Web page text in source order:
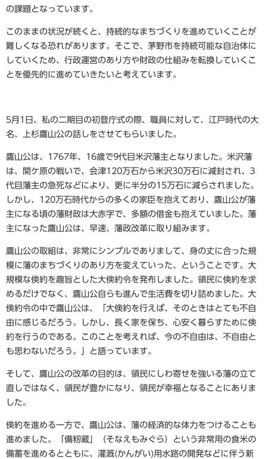
の課題となっています。
このままの状況が続くと、持続的なまちづくりを進めていくことが
難しくなる恐れがあります。そこで、茅野市を持続可能な自治体に
していくため、行政運営のあり方や財政の仕組みを転換していくこ
とを優先的に進めていきたいと考えています。
5月1日、私の二期目の初登庁式の際、職員に対して、江戸時代の大
名、上杉鷹山公の話しをさせてもらいました。
鷹山公は、1767年、16歳で9代目米沢藩主となりました。米沢藩
は、関ケ原の戦いで、会津120万石から米沢30万石に減封され、3
代目藩主の急死などにより、更に半分の15万石に減らされました。
しかし、120万石時代からの多くの家臣を抱えており、鷹山公が藩
主になる頃の藩財政は大赤字で、多額の借金も抱えていました。藩
主になった鷹山公は、早速、藩政改革に取り組みます。
鷹山公の取組は、非常にシンプルでありまして、身の丈に合った規
模に藩のまちづくりのあり方を変えていった、ということです。大
規模な倹約を趣旨とした大倹約令を発布しました。領民に倹約を求
めるだけでなく、鷹山公自らも進んで生活費を切り詰めました。大
倹約令の中で鷹山公は、「大倹約を行えば、そのときはとても不自
由に感じるだろう。しかし、長く家を保ち、心安く暮らすために倹
約を行うのである。このことを考えれば、今の不自由は、不自由と
も思わないだろう。」と語っています。
そして、鷹山公の改革の目的は、領民にしわ寄せを強いる藩の立て
直しではなく、領民が豊かになり、領民が幸福となることにありま
した。
倹約を進める一方で、鷹山公は、藩の経済的な体力をつけることも
進めました。「備籾蔵」（そなえもみぐら）という非常用の食米の
備蓄を進めるとともに、灌漑(かんがい)用水路の開発などに伴う新